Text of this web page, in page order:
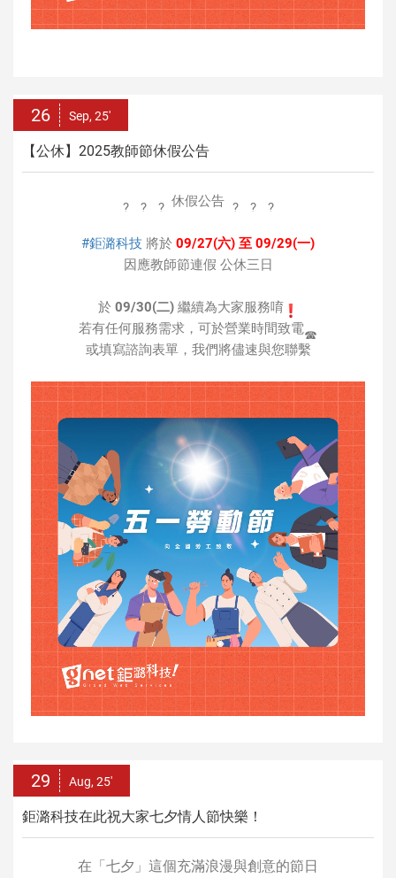
【公休】2025教師節休假公告
26 Sep, 25'
休假公告
#鉅潞科技 將於 09/27(六) 至 09/29(一)
因應教師節連假 公休三日
於 09/30(二) 繼續為大家服務唷
若有任何服務需求，可於營業時間致電
或填寫諮詢表單，我們將儘速與您聯繫
鉅潞科技在此祝大家七夕情人節快樂！
29 Aug, 25'
在「七夕」這個充滿浪漫與創意的節日